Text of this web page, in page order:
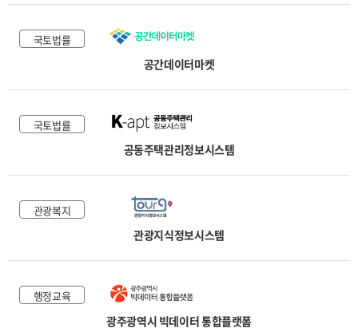
국토법률
공간데이터마켓
국토법률
공동주택관리정보시스템
관광복지
관광지식정보시스템
행정교육
광주광역시 빅데이터 통합플랫폼